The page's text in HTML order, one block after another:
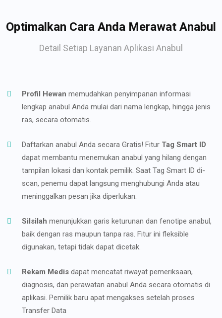
Optimalkan Cara Anda Merawat Anabul
Detail Setiap Layanan Aplikasi Anabul
Profil Hewan memudahkan penyimpanan informasi
lengkap anabul Anda mulai dari nama lengkap, hingga jenis
ras, secara otomatis.
Daftarkan anabul Anda secara Gratis! Fitur Tag Smart ID
dapat membantu menemukan anabul yang hilang dengan
tampilan lokasi dan kontak pemilik. Saat Tag Smart ID di-
scan, penemu dapat langsung menghubungi Anda atau
meninggalkan pesan jika diperlukan.
Silsilah menunjukkan garis keturunan dan fenotipe anabul,
baik dengan ras maupun tanpa ras. Fitur ini fleksible
digunakan, tetapi tidak dapat dicetak.
Rekam Medis dapat mencatat riwayat pemeriksaan,
diagnosis, dan perawatan anabul Anda secara otomatis di
aplikasi. Pemilik baru apat mengakses setelah proses
Transfer Data